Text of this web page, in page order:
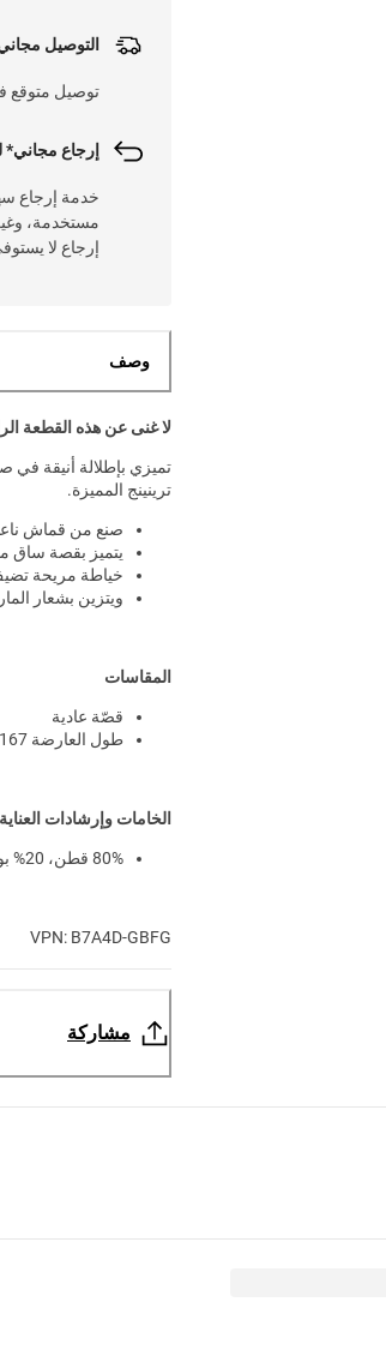
التوصيل
توصيل متوقع في
إرجاع مجاني*
مستخدمة،
إرجاع لا
وصف
لا غنى عن هذه القطعة
تميزي بإطلالة أنيقة في
ترينينج المميزة.
صنع من قماش
يتميز بقصة ساق
خياطة مريحة
ويتزين بشعار
المقاسات
قصّة عادية
طول العارضة 167سم/ 5 أقدام و6 بوصة وترتدي مقاس S
الخامات وإرشادات العناية
80% قطن، 20% بوليستر
VPN: B7A4D-GBFG
مشاركة